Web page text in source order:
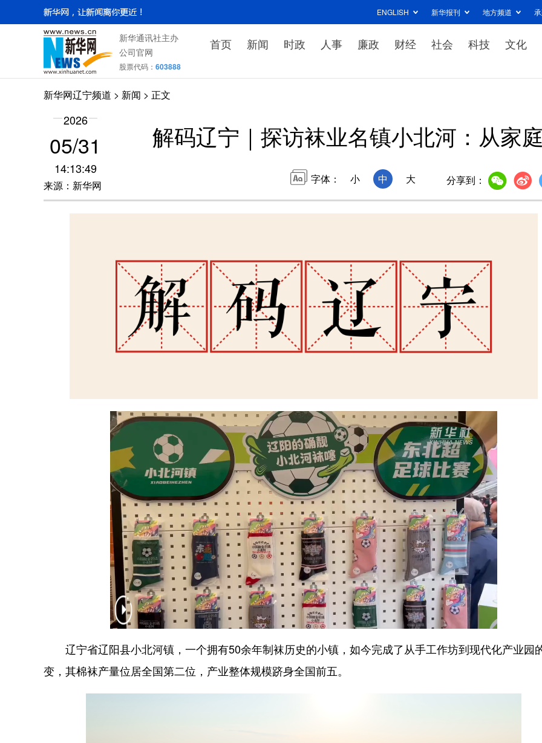
ENGLISH 新华报刊 地方频道
新华通讯社主办
公司官网
股票代码： 603888
首页 新闻 时政 人事 廉政 财经 社会 科技 文化
新华网辽宁频道 > 新闻 > 正文
2026
05/31
14:13:49
来源：新华网
解码辽宁｜探访袜业名镇小北河：从家
字体： 小 中 大 分享到：
辽宁省辽阳县小北河镇，一个拥有50余年制袜历史的小镇，如今完成了从手工作坊到现代化产业园
变，其棉袜产量位居全国第二位，产业整体规模跻身全国前五。